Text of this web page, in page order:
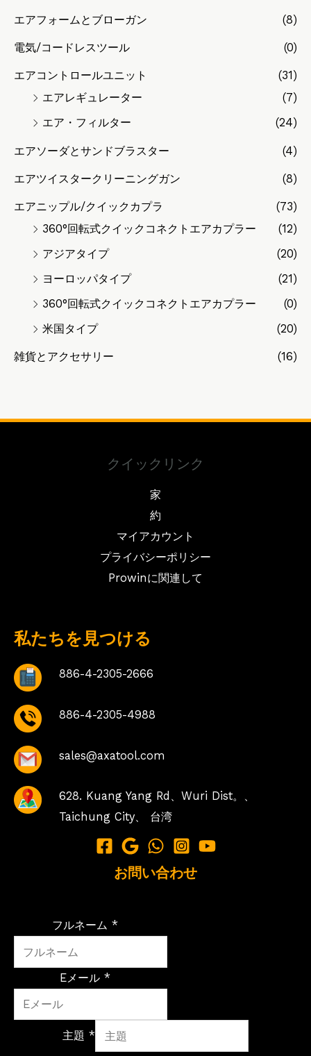
エアフォームとブローガン (8)
電気/コードレスツール (0)
エアコントロールユニット
(31)
エアレギュレーター
(7)
エア・フィルター
(24)
エアソーダとサンドブラスター (4)
エアツイスタークリーニングガン (8)
エアニップル/クイックカプラ
(73)
360°回転式クイックコネクトエアカプラー
(12)
アジアタイプ
(20)
ヨーロッパタイプ
(21)
360°回転式クイックコネクトエアカプラー
(0)
米国タイプ
(20)
雑貨とアクセサリー (16)
クイックリンク
家
約
マイアカウント
プライバシーポリシー
Prowinに関連して
私たちを見つける
886-4-2305-2666
886-4-2305-4988
sales@axatool.com
628. Kuang Yang Rd、Wuri Dist。、
Taichung City、
台湾
お問い合わせ
フルネーム *
Eメール *
主題 *